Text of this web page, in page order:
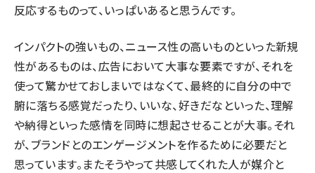
反応するものって、いっぱいあると思うんです。
インパクトの強いもの、ニュース性の高いものといった新規
性があるものは、広告において大事な要素ですが、それを
使って驚かせておしまいではなくて、最終的に自分の中で
腑に落ちる感覚だったり、いいな、好きだなといった、理解
や納得といった感情を同時に想起させることが大事。それ
が、ブランドとのエンゲージメントを作るために必要だと
思っています。またそうやって共感してくれた人が媒介と